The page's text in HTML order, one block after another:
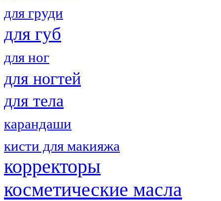
для груди
для губ
для ног
для ногтей
для тела
карандаши
кисти для макияжа
корректоры
косметические масла